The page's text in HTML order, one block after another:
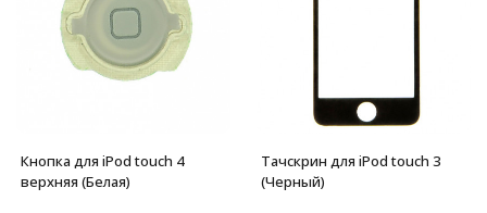
Кнопка для iPod touch 4
верхняя (Белая)
Тачскрин для iPod touch 3
(Черный)